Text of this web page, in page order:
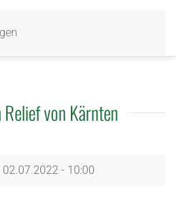
von Kärnten
02.07.2022 - 10:00